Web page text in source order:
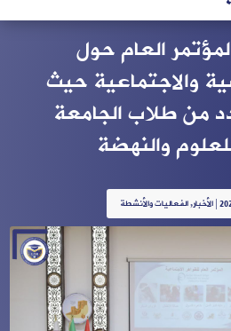
العام حول
والاجتماعية حيث
من طلاب الجامعة
والنهضة
|الأخبار,الفعاليات والأنشطة